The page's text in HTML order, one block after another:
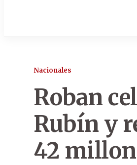
Nacionales
Roban
Rubín y
42